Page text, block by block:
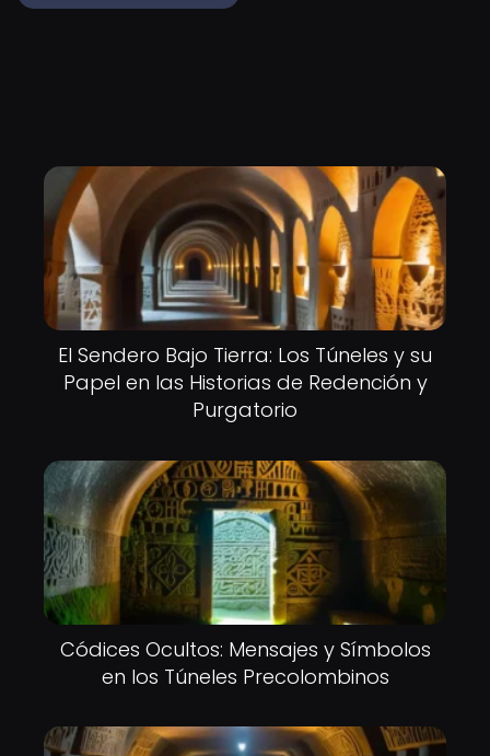
El Sendero Bajo Tierra: Los Túneles y su
Papel en las Historias de Redención y
Purgatorio
Códices Ocultos: Mensajes y Símbolos
en los Túneles Precolombinos